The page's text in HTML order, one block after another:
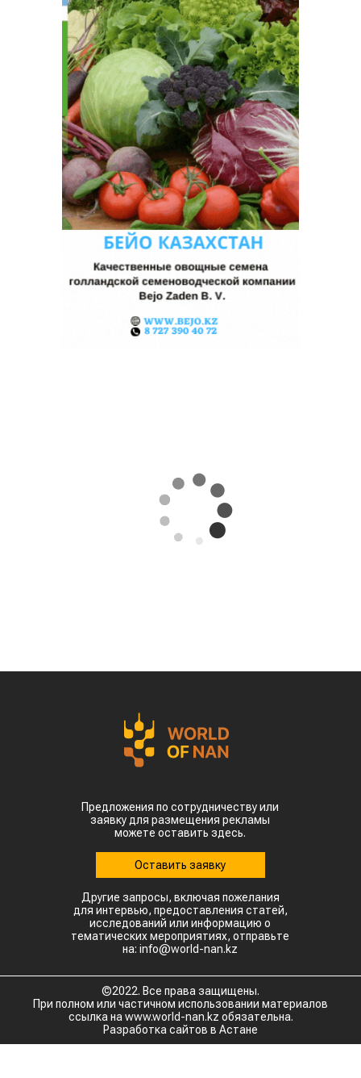
Предложения по сотрудничеству или
заявку для размещения рекламы
можете оставить здесь.
Оставить заявку
Другие запросы, включая пожелания
для интервью, предоставления статей,
исследований или информацию о
тематических мероприятиях, отправьте
на: info@world-nan.kz
©2022. Все права защищены.
При полном или частичном использовании материалов
ссылка на www.world-nan.kz обязательна.
Разработка сайтов в Астане